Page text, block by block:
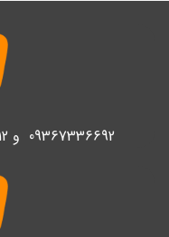
09367336692 و 09367778412 و 09367336697